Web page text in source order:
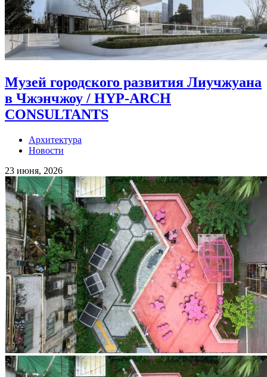
Музей городского развития Лиучжуана
в Чжэнчжоу / HYP-ARCH
CONSULTANTS
Архитектура
Новости
23 июня, 2026